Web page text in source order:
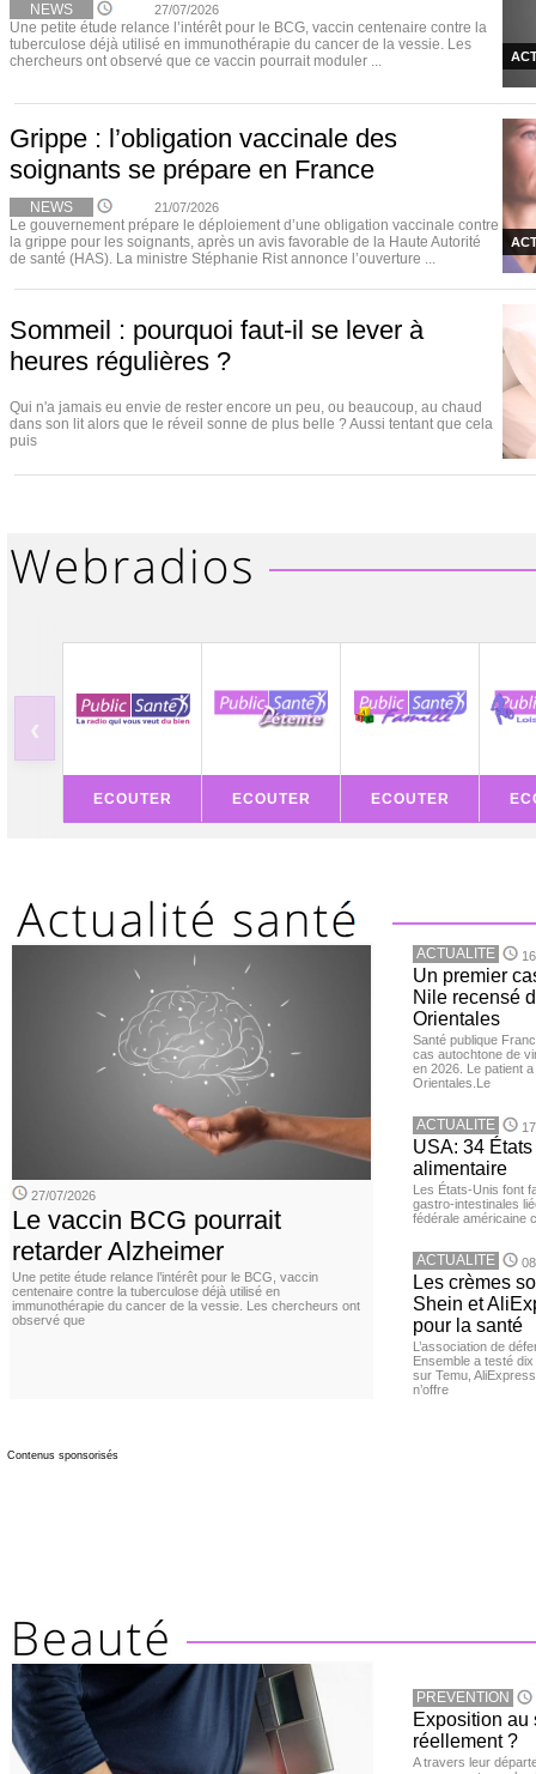
NEWS 27/07/2026
Une petite étude relance l’intérêt pour le BCG, vaccin centenaire contre la
tuberculose déjà utilisé en immunothérapie du cancer de la vessie. Les
chercheurs ont observé que ce vaccin pourrait moduler ...
Grippe : l’obligation vaccinale des
soignants se prépare en France
NEWS 21/07/2026
Le gouvernement prépare le déploiement d’une obligation vaccinale contre
la grippe pour les soignants, après un avis favorable de la Haute Autorité
de santé (HAS). La ministre Stéphanie Rist annonce l’ouverture ...
Sommeil : pourquoi faut-il se lever à
heures régulières ?
Qui n'a jamais eu envie de rester encore un peu, ou beaucoup, au chaud
dans son lit alors que le réveil sonne de plus belle ? Aussi tentant que cela
puis
‹
ECOUTER ECOUTER ECOUTER
27/07/2026
Le vaccin BCG pourrait
retarder Alzheimer
Une petite étude relance l’intérêt pour le BCG, vaccin
centenaire contre la tuberculose déjà utilisé en
immunothérapie du cancer de la vessie. Les chercheurs ont
observé que
ACTUALITE
Un premier
Nile recensé
Orientales
Santé publique
cas autochtone de
en 2026. Le patient
Orientales.Le
ACTUALITE
USA: 34
alimentaire
Les États-Unis font
gastro-intestinales
fédérale américaine
ACTUALITE
Les crèmes
Shein et
pour la santé
L’association de
Ensemble a testé
sur Temu,
n’offre
Contenus sponsorisés
PREVENTION
Exposition au
réellement ?
A travers leur